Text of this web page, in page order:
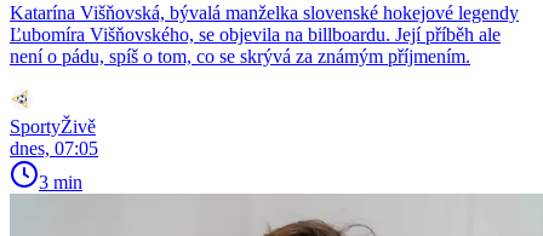
Katarína Višňovská, bývalá manželka slovenské hokejové legendy
Ľubomíra Višňovského, se objevila na billboardu. Její příběh ale
není o pádu, spíš o tom, co se skrývá za známým příjmením.
SportyŽivě
dnes, 07:05
3 min